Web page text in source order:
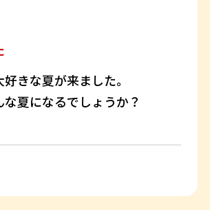
きな夏が来ました。
夏になるでしょうか？